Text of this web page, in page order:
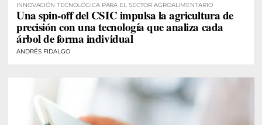
INNOVACIÓN TECNOLÓGICA PARA EL SECTOR AGROALIMENTARIO
Una spin-off del CSIC impulsa la agricultura de
precisión con una tecnología que analiza cada
árbol de forma individual
ANDRÉS FIDALGO